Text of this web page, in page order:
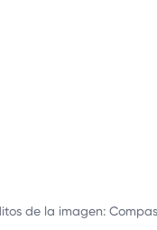
de la imagen: